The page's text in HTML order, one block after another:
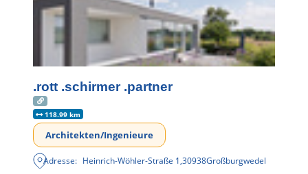
.rott .schirmer .partner
118.99 km
Architekten/Ingenieure
Adresse: Heinrich-Wöhler-Straße 1,30938Großburgwedel